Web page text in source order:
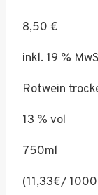
8,50 €
inkl. 19 %
Rotwein
13 % vol
750ml
(11,33€/